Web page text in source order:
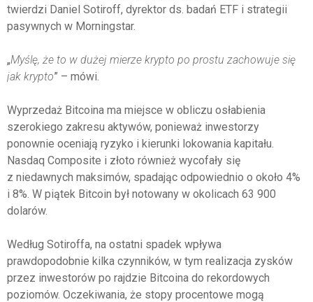
twierdzi Daniel Sotiroff, dyrektor ds. badań ETF i strategii
pasywnych w Morningstar.
„Myślę, że to w dużej mierze krypto po prostu zachowuje się
jak krypto” – mówi.
Wyprzedaż Bitcoina ma miejsce w obliczu osłabienia
szerokiego zakresu aktywów, ponieważ inwestorzy
ponownie oceniają ryzyko i kierunki lokowania kapitału.
Nasdaq Composite i złoto również wycofały się
z niedawnych maksimów, spadając odpowiednio o około 4%
i 8%. W piątek Bitcoin był notowany w okolicach 63 900
dolarów.
Według Sotiroffa, na ostatni spadek wpływa
prawdopodobnie kilka czynników, w tym realizacja zysków
przez inwestorów po rajdzie Bitcoina do rekordowych
poziomów. Oczekiwania, że stopy procentowe mogą